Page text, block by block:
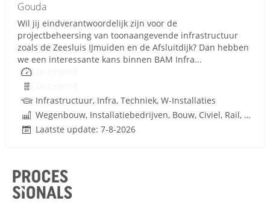
Gouda
Wil jij eindverantwoordelijk zijn voor de
projectbeheersing van toonaangevende infrastructuur
zoals de Zeesluis IJmuiden en de Afsluitdijk? Dan hebben
we een interessante kans binnen BAM Infra...
Infrastructuur, Infra, Techniek, W-Installaties
Wegenbouw, Installatiebedrijven, Bouw, Civiel, Rail, Infrastructuren
Laatste update: 7-8-2026